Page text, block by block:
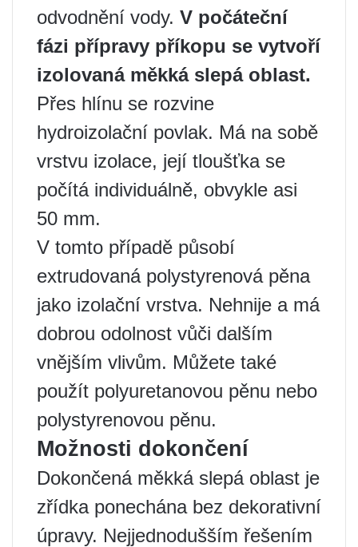
odvodnění vody. V počáteční
fázi přípravy příkopu se vytvoří
izolovaná měkká slepá oblast.
Přes hlínu se rozvine
hydroizolační povlak. Má na sobě
vrstvu izolace, její tloušťka se
počítá individuálně, obvykle asi
50 mm.
V tomto případě působí
extrudovaná polystyrenová pěna
jako izolační vrstva. Nehnije a má
dobrou odolnost vůči dalším
vnějším vlivům. Můžete také
použít polyuretanovou pěnu nebo
polystyrenovou pěnu.
Možnosti dokončení
Dokončená měkká slepá oblast je
zřídka ponechána bez dekorativní
úpravy. Nejjednodušším řešením